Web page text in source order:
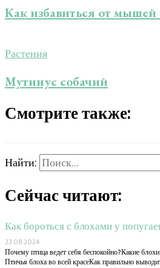
Как избавиться от мышей
Растения
Мутинус собачий
Смотрите также:
Найти:
Сейчас читают:
Как бороться с блохами у
23.08.2024
Почему птица ведет себя беспокойно?Какие
Птичья блоха во всей красеКак правильно